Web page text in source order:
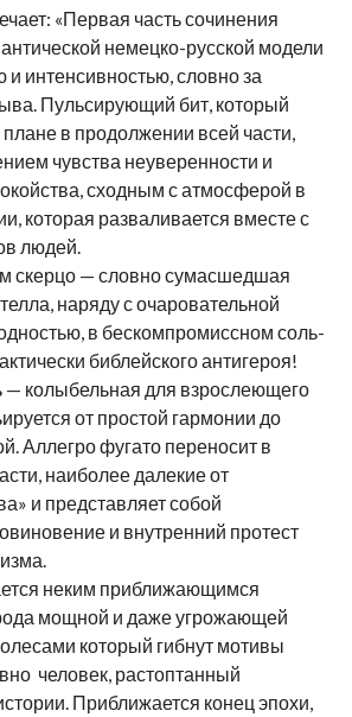
«Первая часть сочинения
немецко-русской модели
и интенсивностью, словно за
Пульсирующий бит, который
в продолжении всей части,
чувства неуверенности и
сходным с атмосферой в
которая разваливается вместе с
людей.
скерцо — словно сумасшедшая
наряду с очаровательной
в бескомпромиссном соль-
библейского антигероя!
колыбельная для взрослеющего
от простой гармонии до
Аллегро фугато переносит в
наиболее далекие от
и представляет собой
и внутренний протест
неким приближающимся
мощной и даже угрожающей
который гибнут мотивы
человек, растоптанный
Приближается конец эпохи,